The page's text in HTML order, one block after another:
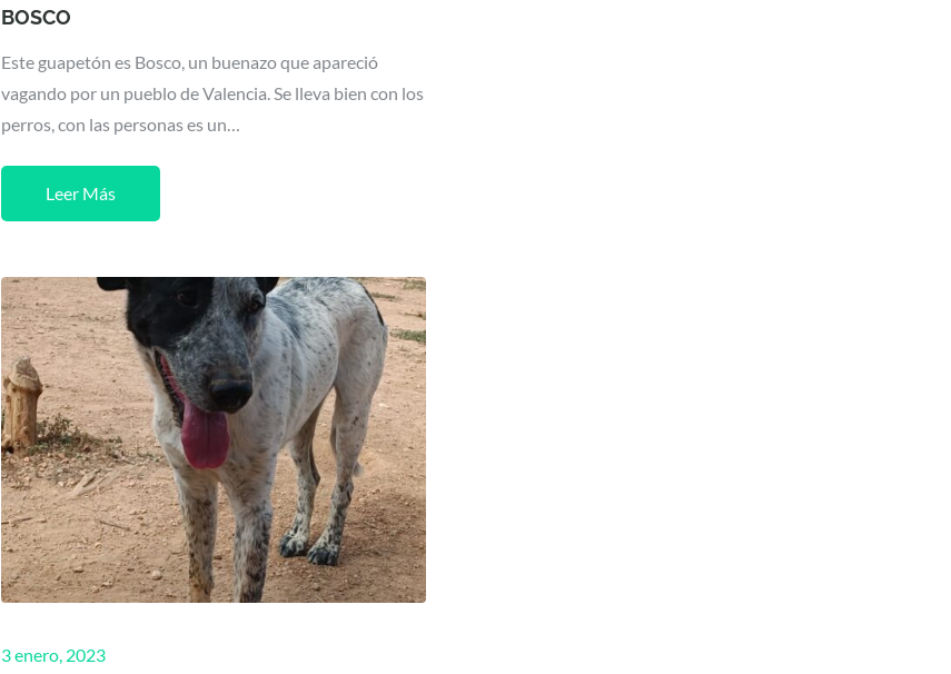
on
BOSCO
Este guapetón es Bosco, un buenazo que apareció
vagando por un pueblo de Valencia. Se lleva bien con los
perros, con las personas es un…
Leer Más
Posted
3 enero, 2023